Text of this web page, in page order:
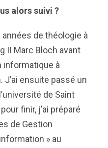
alors suivi ?
de théologie à
II Marc Bloch avant
informatique à
J’ai ensuite passé un
de Saint
finir, j’ai préparé
de Gestion
» au